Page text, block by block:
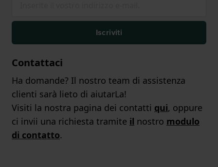
Iscriviti
Contattaci
Ha domande? Il nostro team di assistenza
clienti sarà lieto di aiutarLa!
Visiti la nostra pagina dei contatti qui, oppure
ci invii una richiesta tramite il nostro modulo
di contatto.